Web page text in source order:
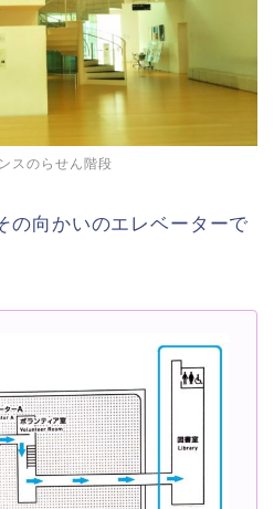
スのらせん階段
の向かいのエレベーターで